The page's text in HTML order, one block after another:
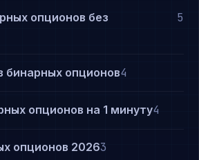
опционов без
5
бинарных опционов4
опционов на 1 минуту4
опционов 20263